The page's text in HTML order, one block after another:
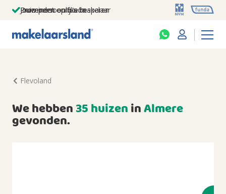
Jouw persoonlijke makelaar
Duizenden euro's besparen
Prominent op funda
Flevoland
We hebben35 huizeninAlmere
gevonden.